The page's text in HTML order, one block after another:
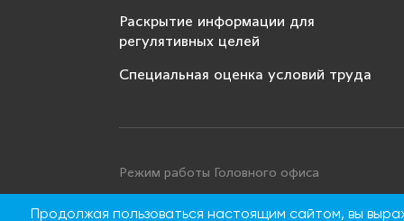
Раскрытие информации для
регулятивных целей
Специальная оценка условий труда
Режим работы Головного офиса
Продолжая пользоваться настоящим сайтом, вы